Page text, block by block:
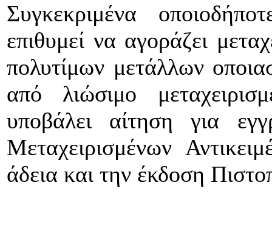
Συγκεκριμένα
επιθυμεί να αγοράζει
πολυτίμων μετάλλων
από λιώσιμο
υποβάλει αίτηση για
Μεταχειρισμένων
άδεια και την έκδοση